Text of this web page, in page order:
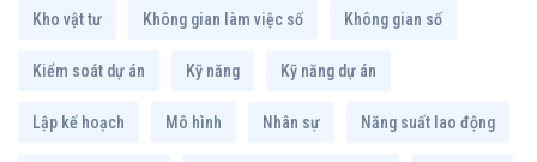
Kho vật tư Không gian làm việc số Không gian số
Kiểm soát dự án Kỹ năng Kỹ năng dự án
Lập kế hoạch Mô hình Nhân sự Năng suất lao động